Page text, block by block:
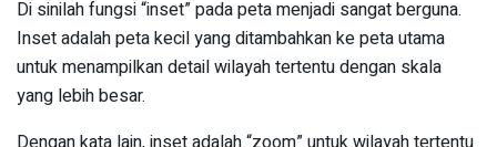
Di sinilah fungsi “inset” pada peta menjadi sangat berguna.
Inset adalah peta kecil yang ditambahkan ke peta utama
untuk menampilkan detail wilayah tertentu dengan skala
yang lebih besar.